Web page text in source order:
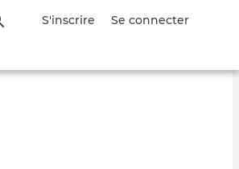
S'inscrire Se connecter